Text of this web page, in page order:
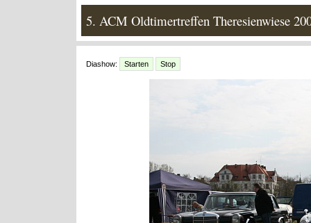
5. ACM Oldtimertreffen Theresienwiese
Diashow: Starten Stop